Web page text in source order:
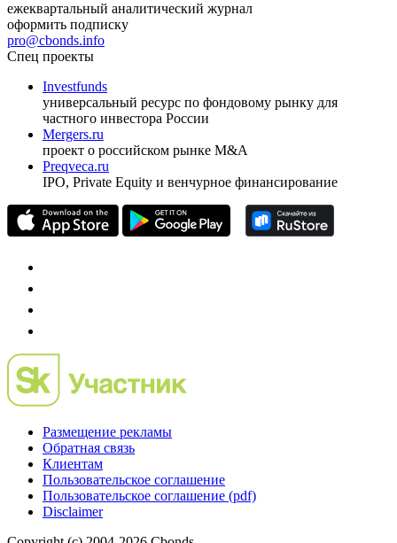
ежеквартальный аналитический журнал
оформить подписку
pro@cbonds.info
Спец проекты
Investfunds
универсальный ресурс по фондовому рынку для
частного инвестора России
Mergers.ru
проект о российском рынке M&A
Preqveca.ru
IPO, Private Equity и венчурное финансирование
Размещение рекламы
Обратная связь
Клиентам
Пользовательское соглашение
Пользовательское соглашение (pdf)
Disclaimer